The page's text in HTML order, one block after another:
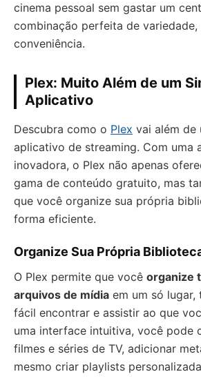
cinema pessoal sem gastar um
combinação perfeita de variedade,
conveniência.
Plex: Muito Além de um
Aplicativo
Descubra como o Plex vai além de
aplicativo de streaming. Com uma
inovadora, o Plex não apenas
gama de conteúdo gratuito, mas
que você organize sua própria
forma eficiente.
Organize Sua Própria
O Plex permite que você organize
arquivos de mídia em um só lugar,
fácil encontrar e assistir ao que
uma interface intuitiva, você pode
filmes e séries de TV, adicionar
mesmo criar playlists